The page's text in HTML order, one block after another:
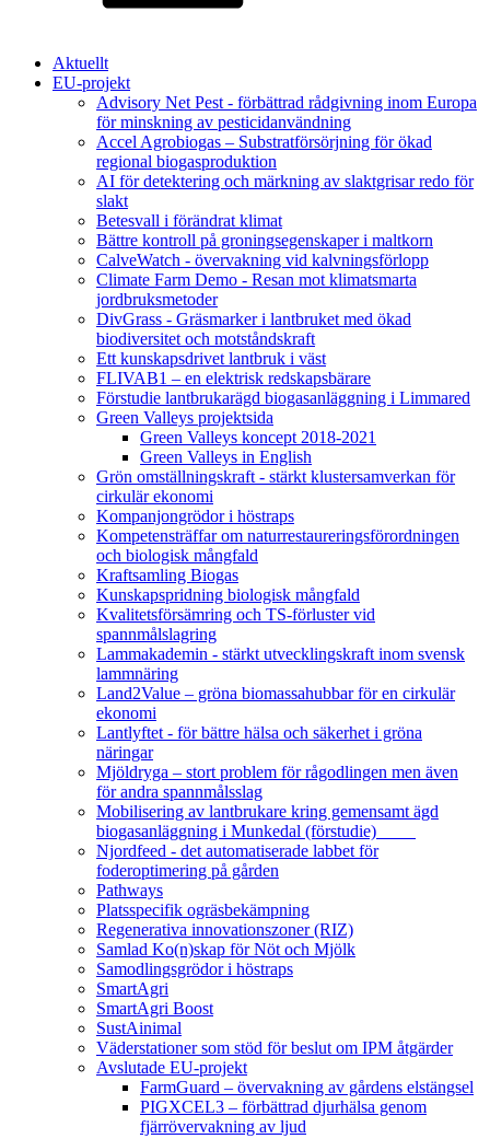
Aktuellt
EU-projekt
Advisory Net Pest - förbättrad rådgivning inom Europa
för minskning av pesticidanvändning
Accel Agrobiogas – Substratförsörjning för ökad
regional biogasproduktion
AI för detektering och märkning av slaktgrisar redo för
slakt
Betesvall i förändrat klimat
Bättre kontroll på groningsegenskaper i maltkorn
CalveWatch - övervakning vid kalvningsförlopp
Climate Farm Demo - Resan mot klimatsmarta
jordbruksmetoder
DivGrass - Gräsmarker i lantbruket med ökad
biodiversitet och motståndskraft
Ett kunskapsdrivet lantbruk i väst
FLIVAB1 – en elektrisk redskapsbärare
Förstudie lantbrukarägd biogasanläggning i Limmared
Green Valleys projektsida
Green Valleys koncept 2018-2021
Green Valleys in English
Grön omställningskraft - stärkt klustersamverkan för
cirkulär ekonomi
Kompanjongrödor i höstraps
Kompetensträffar om naturrestaureringsförordningen
och biologisk mångfald
Kraftsamling Biogas
Kunskapspridning biologisk mångfald
Kvalitetsförsämring och TS-förluster vid
spannmålslagring
Lammakademin - stärkt utvecklingskraft inom svensk
lammnäring
Land2Value – gröna biomassahubbar för en cirkulär
ekonomi
Lantlyftet - för bättre hälsa och säkerhet i gröna
näringar
Mjöldryga – stort problem för rågodlingen men även
för andra spannmålsslag
Mobilisering av lantbrukare kring gemensamt ägd
biogasanläggning i Munkedal (förstudie)
Njordfeed - det automatiserade labbet för
foderoptimering på gården
Pathways
Platsspecifik ogräsbekämpning
Regenerativa innovationszoner (RIZ)
Samlad Ko(n)skap för Nöt och Mjölk
Samodlingsgrödor i höstraps
SmartAgri
SmartAgri Boost
SustAinimal
Väderstationer som stöd för beslut om IPM åtgärder
Avslutade EU-projekt
FarmGuard – övervakning av gårdens elstängsel
PIGXCEL3 – förbättrad djurhälsa genom
fjärrövervakning av ljud